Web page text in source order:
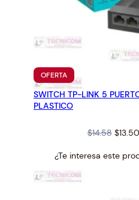
OFERTAPRODUCTO
EN
OFERTA
SWITCH TP-LINK 5
PLASTICO
$14.58
was:
$13.50
¿Te interesa este